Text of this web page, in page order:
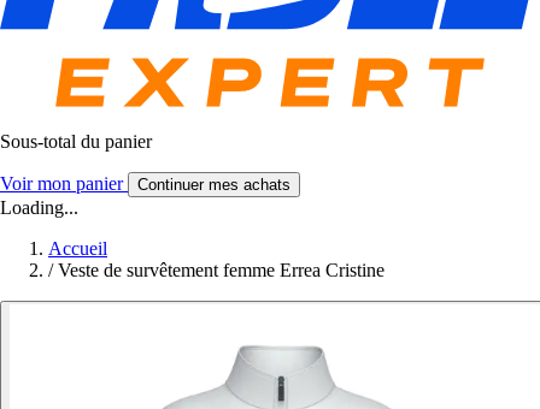
Sous-total du panier
Voir mon panier Continuer mes achats
Loading...
Accueil
/ Veste de survêtement femme Errea Cristine